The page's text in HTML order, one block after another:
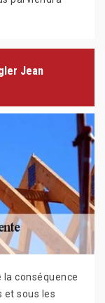
Jean
conséquence
et sous les